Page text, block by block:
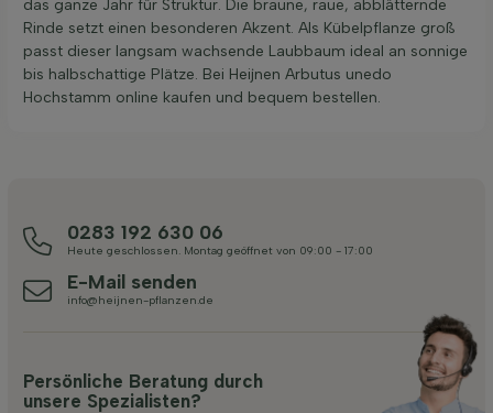
das ganze Jahr für Struktur. Die braune, raue, abblätternde
Rinde setzt einen besonderen Akzent. Als Kübelpflanze groß
passt dieser langsam wachsende Laubbaum ideal an sonnige
bis halbschattige Plätze. Bei Heijnen Arbutus unedo
Hochstamm online kaufen und bequem bestellen.
0283 192 630 06
Heute geschlossen. Montag geöffnet von 09:00 - 17:00
E-Mail senden
info@heijnen-pflanzen.de
Persönliche Beratung durch
unsere Spezialisten?